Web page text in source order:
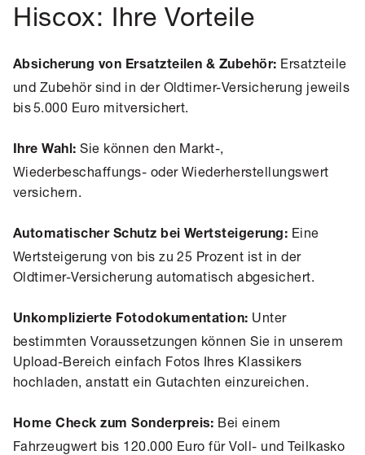
Hiscox: Ihre Vorteile
Absicherung von Ersatzteilen & Zubehör: Ersatzteile
und Zubehör sind in der Oldtimer-Versicherung jeweils
bis 5.000 Euro mitversichert.
Ihre Wahl: Sie können den Markt-,
Wiederbeschaffungs- oder Wiederherstellungswert
versichern.
Automatischer Schutz bei Wertsteigerung: Eine
Wertsteigerung von bis zu 25 Prozent ist in der
Oldtimer-Versicherung automatisch abgesichert.
Unkomplizierte Fotodokumentation: Unter
bestimmten Voraussetzungen können Sie in unserem
Upload-Bereich einfach Fotos Ihres Klassikers
hochladen, anstatt ein Gutachten einzureichen.
Home Check zum Sonderpreis: Bei einem
Fahrzeugwert bis 120.000 Euro für Voll- und Teilkasko